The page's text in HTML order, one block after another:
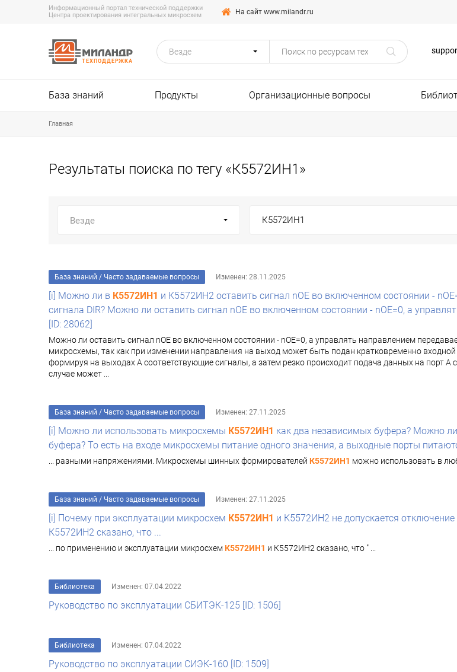
Информационный портал технической поддержки
Центра проектирования интегральных микросхем
На сайт www.milandr.ru
ТЕХПОДДЕРЖКА
Везде
База знаний Продукты Организационные вопросы
Главная
Результаты поиска по тегу «К5572ИН1»
Везде
База знаний / Часто задаваемые вопросы Изменен: 28.11.2025
[i] Можно ли в К5572ИН1 и К5572ИН2 оставить сигнал nOE во включенном состоянии -
сигнала DIR? Можно ли оставить сигнал nOE во включенном состоянии - nOE=0, а
[ID: 28062]
Можно ли оставить сигнал nOE во включенном состоянии - nOE=0, а управлять направлением
микросхемы, так как при изменении направления на выход может быть подан кратковременно
формируя на выходах А соответствующие сигналы, а затем резко происходит подача данных на порт
случае может ...
База знаний / Часто задаваемые вопросы Изменен: 27.11.2025
[i] Можно ли использовать микросхемы К5572ИН1 как два независимых буфера? Можно
буфера? То есть на входе микросхемы питание одного значения, а выходные порты
... разными напряжениями. Микросхемы шинных формирователей К5572ИН1 можно использовать в
База знаний / Часто задаваемые вопросы Изменен: 27.11.2025
[i] Почему при эксплуатации микросхем К5572ИН1 и К5572ИН2 не допускается
К5572ИН2 сказано, что ...
... по применению и эксплуатации микросхем К5572ИН1 и К5572ИН2 сказано, что " ...
Библиотека Изменен: 07.04.2022
Руководство по эксплуатации СБИТЭК-125 [ID: 1506]
Библиотека Изменен: 07.04.2022
Руководство по эксплуатации СИЭК-160 [ID: 1509]